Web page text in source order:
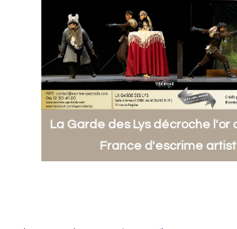
La Garde des Lys décroche l'or
France d'escrime